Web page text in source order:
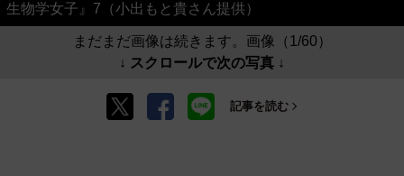
生物学女子』7（小出もと貴さん提供）
まだまだ画像は続きます。画像（1/60）
↓ スクロールで次の写真 ↓
記事を読む